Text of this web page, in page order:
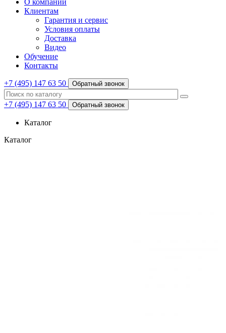
О компании
Клиентам
Гарантия и сервис
Условия оплаты
Доставка
Видео
Обучение
Контакты
+7 (495) 147 63 50 Обратный звонок
+7 (495) 147 63 50 Обратный звонок
Каталог
Каталог